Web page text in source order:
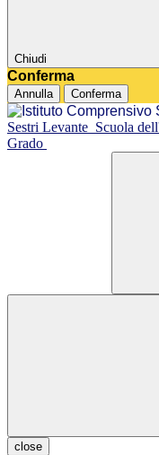
Chiudi
Conferma
Annulla Conferma
Sestri Levante Scuola
Grado
close